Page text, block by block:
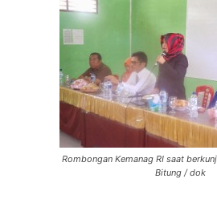
Rombongan Kemanag RI saat
Bitung / dok